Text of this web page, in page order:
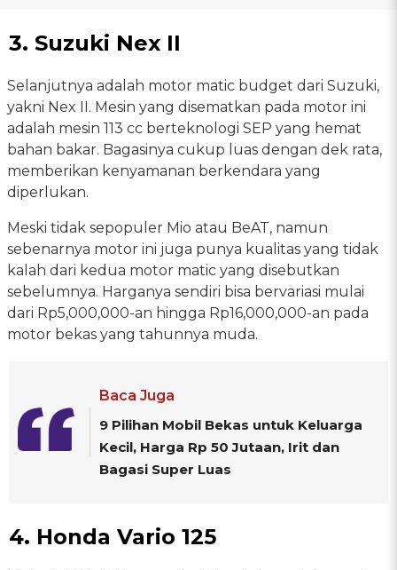
3. Suzuki Nex II
Selanjutnya adalah motor matic budget dari Suzuki,
yakni Nex II. Mesin yang disematkan pada motor ini
adalah mesin 113 cc berteknologi SEP yang hemat
bahan bakar. Bagasinya cukup luas dengan dek rata,
memberikan kenyamanan berkendara yang
diperlukan.
Meski tidak sepopuler Mio atau BeAT, namun
sebenarnya motor ini juga punya kualitas yang tidak
kalah dari kedua motor matic yang disebutkan
sebelumnya. Harganya sendiri bisa bervariasi mulai
dari Rp5,000,000-an hingga Rp16,000,000-an pada
motor bekas yang tahunnya muda.
Baca Juga
9 Pilihan Mobil Bekas untuk Keluarga
Kecil, Harga Rp 50 Jutaan, Irit dan
Bagasi Super Luas
4. Honda Vario 125